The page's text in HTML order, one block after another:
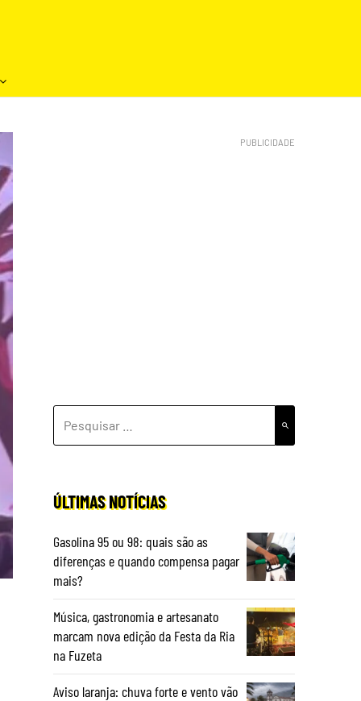
POR:
ÚLTIMAS NOTÍCIAS
Gasolina 95 ou 98: quais são as
diferenças e quando compensa pagar
mais?
Música, gastronomia e artesanato
marcam nova edição da Festa da Ria
na Fuzeta
Aviso laranja: chuva forte e vento vão